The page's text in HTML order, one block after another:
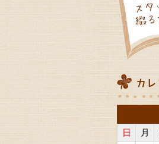
日
月